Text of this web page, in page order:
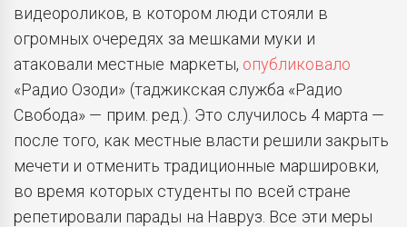
видеороликов, в котором люди стояли в
огромных очередях за мешками муки и
атаковали местные маркеты, опубликовало
«Радио Озоди» (таджикская служба «Радио
Свобода» — прим. ред.). Это случилось 4 марта —
после того, как местные власти решили закрыть
мечети и отменить традиционные маршировки,
во время которых студенты по всей стране
репетировали парады на Навруз. Все эти меры